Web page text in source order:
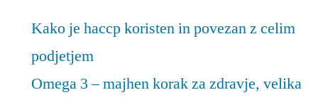
Kako je haccp koristen in povezan z celim
podjetjem
Omega 3 – majhen korak za zdravje, velika